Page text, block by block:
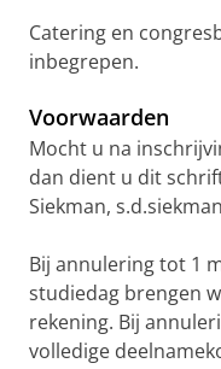
Catering en
inbegrepen.
Voorwaarden
Mocht u na
dan dient u dit
Siekman,
Bij annulering tot 1
studiedag brengen
rekening. Bij
volledige